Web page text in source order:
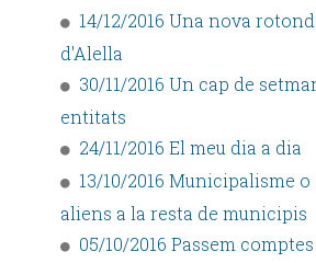
14/12/2016 Una nova
d'Alella
30/11/2016 Un cap de
entitats
24/11/2016 El meu dia a dia
13/10/2016 Municipalisme
aliens a la resta de municipis
05/10/2016 Passem